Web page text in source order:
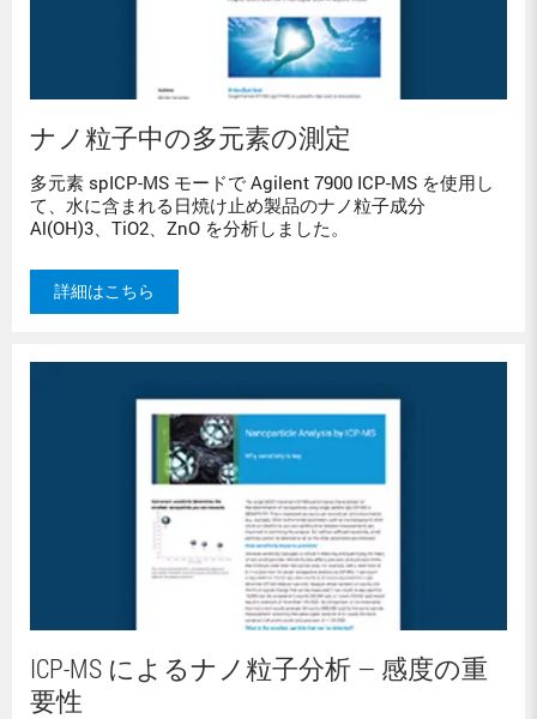
ナノ粒子中の多元素の測定
多元素 spICP-MS モードで Agilent 7900 ICP-MS を使用し
て、水に含まれる日焼け止め製品のナノ粒子成分
Al(OH)3、TiO2、ZnO を分析しました。
詳細はこちら
ICP-MS によるナノ粒子分析 — 感度の重
要性